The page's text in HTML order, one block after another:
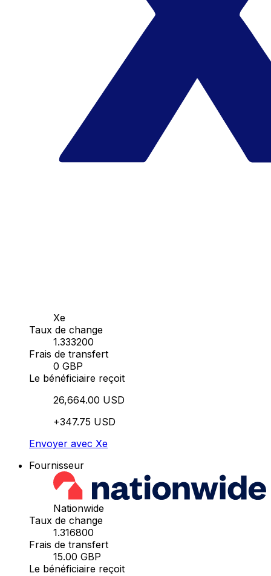
Xe
Taux de change
1.333200
Frais de transfert
0 GBP
Le bénéficiaire reçoit
26,664.00 USD
+347.75 USD
Envoyer avec Xe
Fournisseur
Nationwide
Taux de change
1.316800
Frais de transfert
15.00 GBP
Le bénéficiaire reçoit